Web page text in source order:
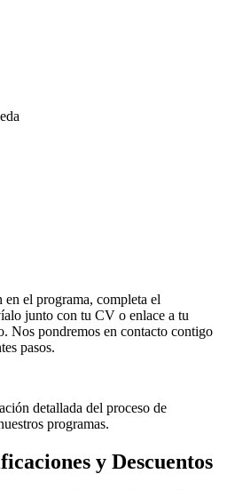
en el programa, completa el
junto con tu CV o enlace a tu
Nos pondremos en contacto contigo
pasos.
detallada del proceso de
programas.
y Descuentos